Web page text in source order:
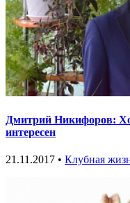
Дмитрий Никифоров:
интересен
21.11.2017 • Клубная